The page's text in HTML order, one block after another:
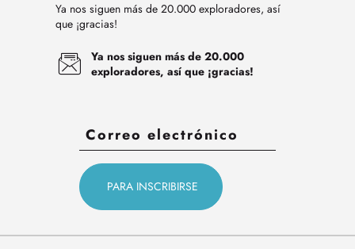
Ya nos siguen más de 20.000 exploradores, así
que ¡gracias!
Ya nos siguen más de 20.000
exploradores, así que ¡gracias!